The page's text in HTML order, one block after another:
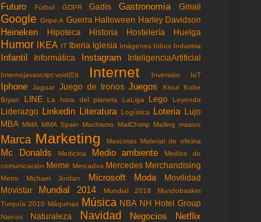
Futuro Fùtbol GDPR Gadis Gastronomía Gmail
Google Gripe A Guerra Halloween Harley Davidson
Heineken Hipoteca Historia Hostelería Huelga
Humor IKEA IT Iberia Iglesia Imágenes Inbox Industria
Infantil Informática Instagram InteligenciaArtificial
Internejavascript:void(0)t Internet Inversión IoT
Iphone Jaguar Juego de tronos Juegos Klout Kobe
Bryan
LINE La hora del planeta LaLiga Lego Leyenda
Liderazgo Linkedin Literatura Logística Loteria Lujo
MBA MMA MMA Spain Machismo MailChimp Mailing masivo
Marca Marketing Mascotas Material de oficina
Mc Donalds Medicina Medio ambiente
Medios de
comunicación Meme Mercados Mercedes Merchandising
Metro Michael Jordan Microsoft Moda
Movilidad
Movistar
Mundial 2014 Mundial 2018
Mundobasket
Turquía 2010 Máquinas Música NBA NH Hotel Group
Narcos Naturaleza Navidad Negocios Netflix